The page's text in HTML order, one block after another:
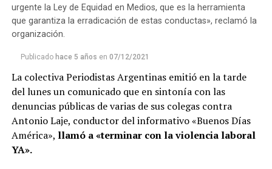
urgente la Ley de Equidad en Medios, que es la herramienta
que garantiza la erradicación de estas conductas», reclamó la
organización.
Publicado hace 5 años en 07/12/2021
La colectiva Periodistas Argentinas emitió en la tarde
del lunes un comunicado que en sintonía con las
denuncias públicas de varias de sus colegas contra
Antonio Laje, conductor del informativo «Buenos Días
América», llamó a «terminar con la violencia laboral
YA».